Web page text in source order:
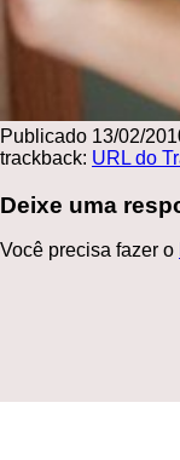
Publicado 13/02/
trackback: URL do
Deixe uma
Você precisa fazer o